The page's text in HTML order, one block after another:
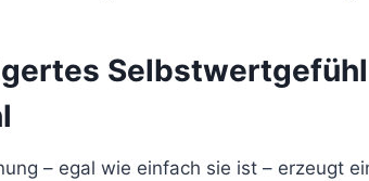
– egal wie einfach sie ist – erzeugt